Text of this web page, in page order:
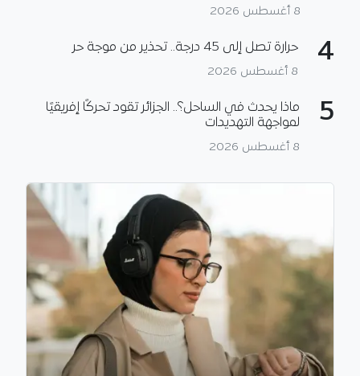
8 أغسطس 2026
4 حرارة تصل إلى 45 درجة.. تحذير من موجة حر
8 أغسطس 2026
5
ماذا يحدث في الساحل؟.. الجزائر تقود تحركًا إفريقيًا
لمواجهة التهديدات
8 أغسطس 2026